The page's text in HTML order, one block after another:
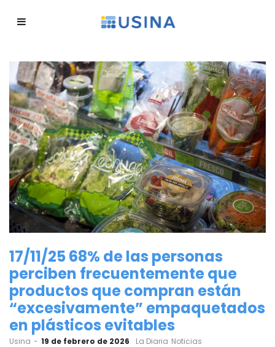
17/11/25 68% de las personas
perciben frecuentemente que
productos que compran están
“excesivamente” empaquetados
en plásticos evitables
by
Usina 19 de febrero de 2026 La Diaria Noticias